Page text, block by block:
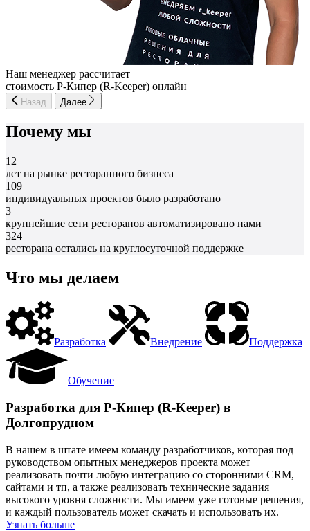
Наш менеджер рассчитает
стоимость Р-Кипер (R-Keeper) онлайн
Назад Далее
Почему мы
12
лет на рынке ресторанного бизнеса
109
индивидуальных проектов было разработано
3
крупнейшие сети ресторанов автоматизировано нами
324
ресторана остались на круглосуточной поддержке
Что мы делаем
Разработка Внедрение Поддержка
Обучение
Разработка для Р-Кипер (R-Keeper) в
Долгопрудном
В нашем в штате имеем команду разработчиков, которая под
руководством опытных менеджеров проекта может
реализовать почти любую интеграцию со сторонними CRM,
сайтами и тп, а также реализовать технические задания
высокого уровня сложности. Мы имеем уже готовые решения,
и каждый пользователь может скачать и использовать их.
Узнать больше